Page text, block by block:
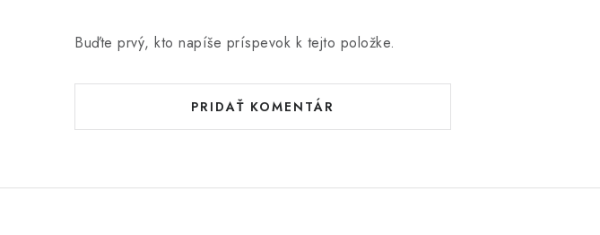
Buďte prvý, kto napíše príspevok k tejto položke.
PRIDAŤ KOMENTÁR